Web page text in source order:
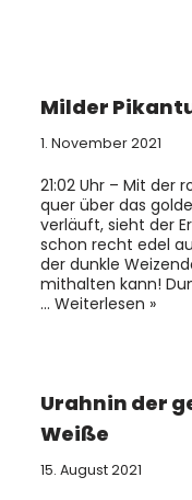
Milder
1. November 2021
21:02 Uhr – Mit der
quer über das
verläuft, sieht der
schon recht edel
der dunkle
mithalten kann!
… Weiterlesen »
Urahnin der
Weiße
15. August 2021